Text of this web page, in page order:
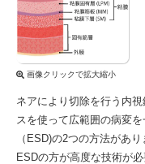
画像クリックで拡大縮小
ネアにより切除を行う内
スを使って広範囲の病変
（ESD)の2つの方法があり
ESDの方が高度な技術が